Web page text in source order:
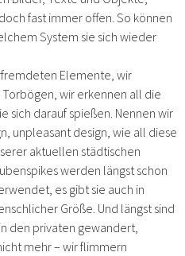
fast immer offen. So können
System sie sich wieder
Elemente, wir
wir erkennen all die
sich darauf spießen. Nennen wir
unpleasant design, wie all diese
aktuellen städtischen
werden längst schon
es gibt sie auch in
Größe. Und längst sind
den privaten gewandert,
mehr – wir flimmern